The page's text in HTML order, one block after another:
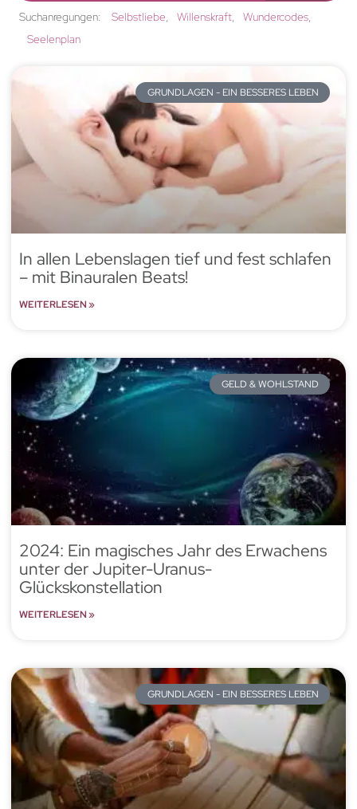
Suchanregungen: Selbstliebe Willenskraft
Wundercodes
Seelenplan
GRUNDLAGEN - EIN BESSERES LEBEN
In allen Lebenslagen tief und fest schlafen
– mit Binauralen Beats!
WEITERLESEN »
GELD & WOHLSTAND
2024: Ein magisches Jahr des Erwachens
unter der Jupiter-Uranus-
Glückskonstellation
WEITERLESEN »
GRUNDLAGEN - EIN BESSERES LEBEN